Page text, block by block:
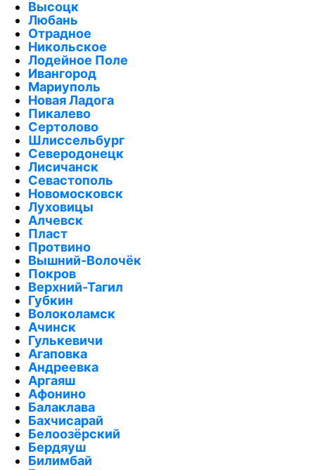
Высоцк
Любань
Отрадное
Никольское
Лодейное Поле
Ивангород
Мариуполь
Новая Ладога
Пикалево
Сертолово
Шлиссельбург
Северодонецк
Лисичанск
Севастополь
Новомосковск
Луховицы
Алчевск
Пласт
Протвино
Вышний-Волочёк
Покров
Верхний-Тагил
Губкин
Волоколамск
Ачинск
Гулькевичи
Агаповка
Андреевка
Аргаяш
Афонино
Балаклава
Бахчисарай
Белоозёрский
Бердяуш
Билимбай